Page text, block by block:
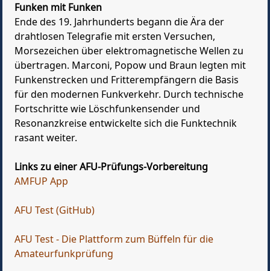
Funken mit Funken
Ende des 19. Jahrhunderts begann die Ära der
drahtlosen Telegrafie mit ersten Versuchen,
Morsezeichen über elektromagnetische Wellen zu
übertragen. Marconi, Popow und Braun legten mit
Funkenstrecken und Fritterempfängern die Basis
für den modernen Funkverkehr. Durch technische
Fortschritte wie Löschfunkensender und
Resonanzkreise entwickelte sich die Funktechnik
rasant weiter.
Links zu einer AFU-Prüfungs-Vorbereitung
AMFUP App
AFU Test (GitHub)
AFU Test - Die Plattform zum Büffeln für die
Amateurfunkprüfung